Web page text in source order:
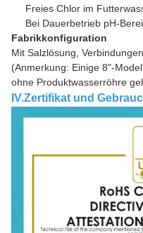
Freies Chlor im
Bei Dauerbetrieb pH-
Fabrikkonfiguration
Mit Salzlösung,
(Anmerkung: Einige 8"-
ohne Produktwasserröhre
IV.Zertifikat und